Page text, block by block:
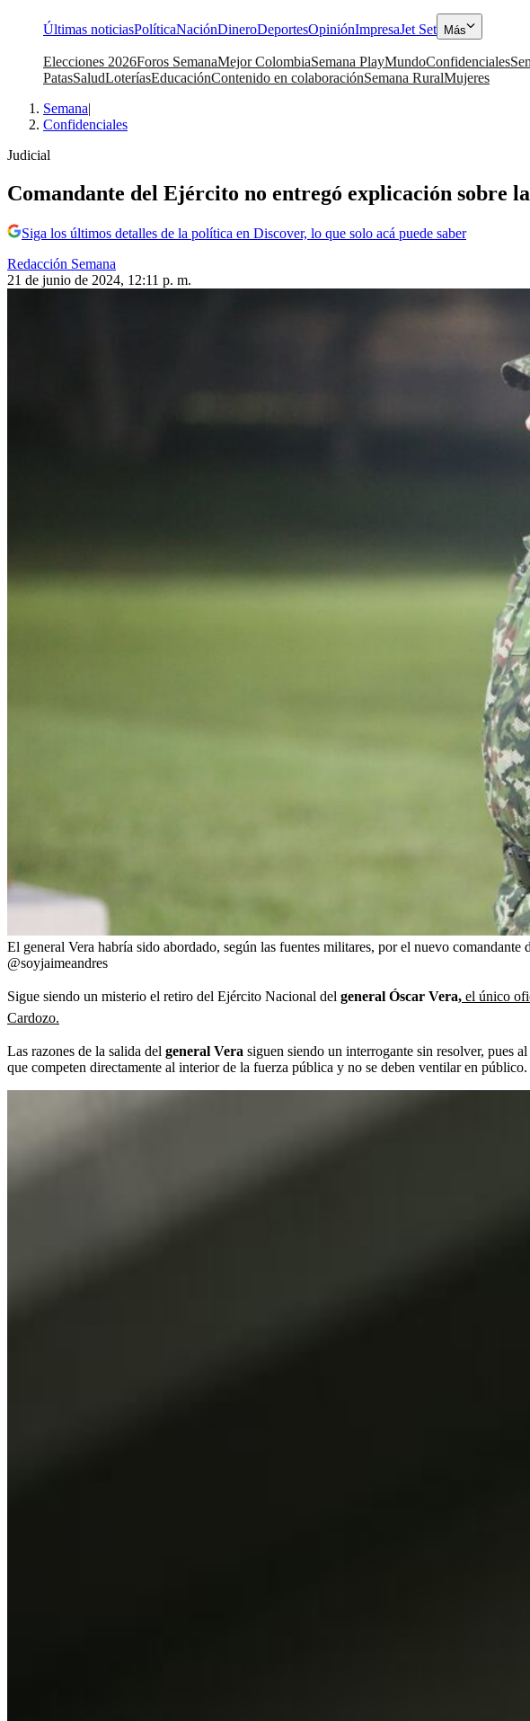
Últimas noticiasPolíticaNaciónDineroDeportesOpiniónImpresaJet Set Más
Elecciones 2026Foros SemanaMejor ColombiaSemana PlayMundoConfidenciales
PatasSaludLoteríasEducaciónContenido en colaboraciónSemana RuralMujeres
Semana|
Confidenciales
Judicial
Comandante del Ejército no entregó explicación sobre
Siga los últimos detalles de la política en Discover, lo que solo acá puede saber
Redacción Semana
21 de junio de 2024, 12:11 p. m.
El general Vera habría sido abordado, según las fuentes militares, por el nuevo
@soyjaimeandres
Sigue siendo un misterio el retiro del Ejército Nacional del general Óscar Vera, el único
Cardozo.
Las razones de la salida del general Vera siguen siendo un interrogante sin resolver, pues
que competen directamente al interior de la fuerza pública y no se deben ventilar en público.